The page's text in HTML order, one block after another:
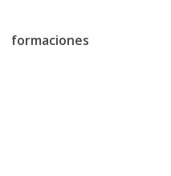
formaciones